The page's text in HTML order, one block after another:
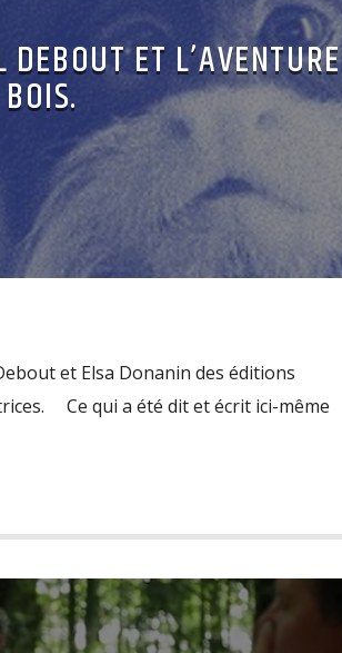
ET L’AVENTURE
et Elsa Donanin des éditions
Ce qui a été dit et écrit ici-même